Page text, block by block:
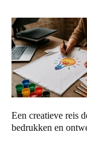
Een creatieve reis
bedrukken en